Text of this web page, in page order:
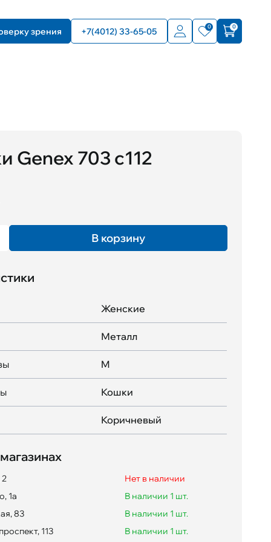
зрения +7(4012) 33-65-05 0 0
Genex 703 c112
В корзину
Женские
Металл
M
Кошки
Коричневый
Нет в наличии
1а
В наличии 1 шт.
83
В наличии 1 шт.
113
В наличии 1 шт.